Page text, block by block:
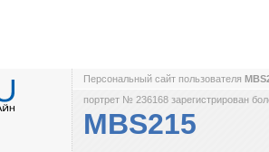
Персональный сайт пользователя
портрет № 236168 зарегистрирован
MBS215